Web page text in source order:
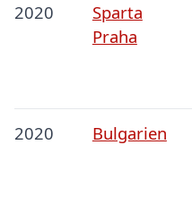
2020
Sparta
Praha
2020 Bulgarien